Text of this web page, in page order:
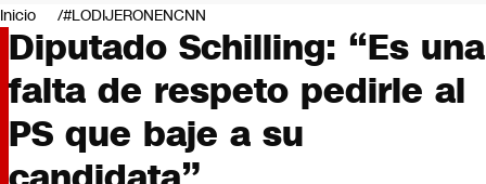
Negocios
Deportes
Programas completos
Cultura
Servicios
Bits
CNN Data
Inicio #LODIJERONENCNN
Diputado Schilling: “Es una
falta de respeto pedirle al
PS que baje a su